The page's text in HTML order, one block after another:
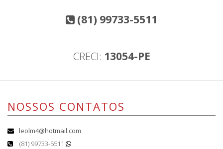
(81) 99733-5511
CRECI: 13054-PE
NOSSOS CONTATOS
leolm4@hotmail.com
(81) 99733-5511